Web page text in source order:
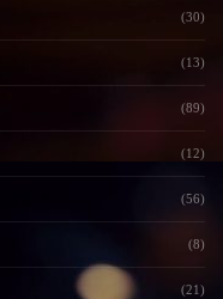
(30)
(13)
(89)
(12)
(56)
(8)
(21)